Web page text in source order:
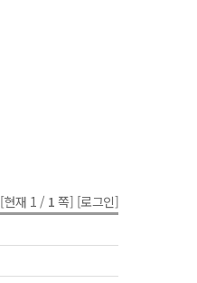
[현재 1 / 1 쪽] [로그인]